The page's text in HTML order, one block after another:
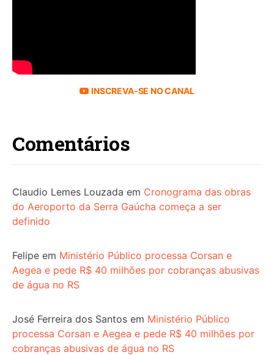
INSCREVA-SE NO CANAL
Comentários
Claudio Lemes Louzada em Cronograma das obras
do Aeroporto da Serra Gaúcha começa a ser
definido
Felipe em Ministério Público processa Corsan e
Aegea e pede R$ 40 milhões por cobranças abusivas
de água no RS
José Ferreira dos Santos em Ministério Público
processa Corsan e Aegea e pede R$ 40 milhões por
cobranças abusivas de água no RS